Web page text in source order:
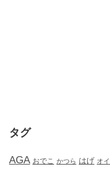
タグ
AGA おでこ かつら はげ オ